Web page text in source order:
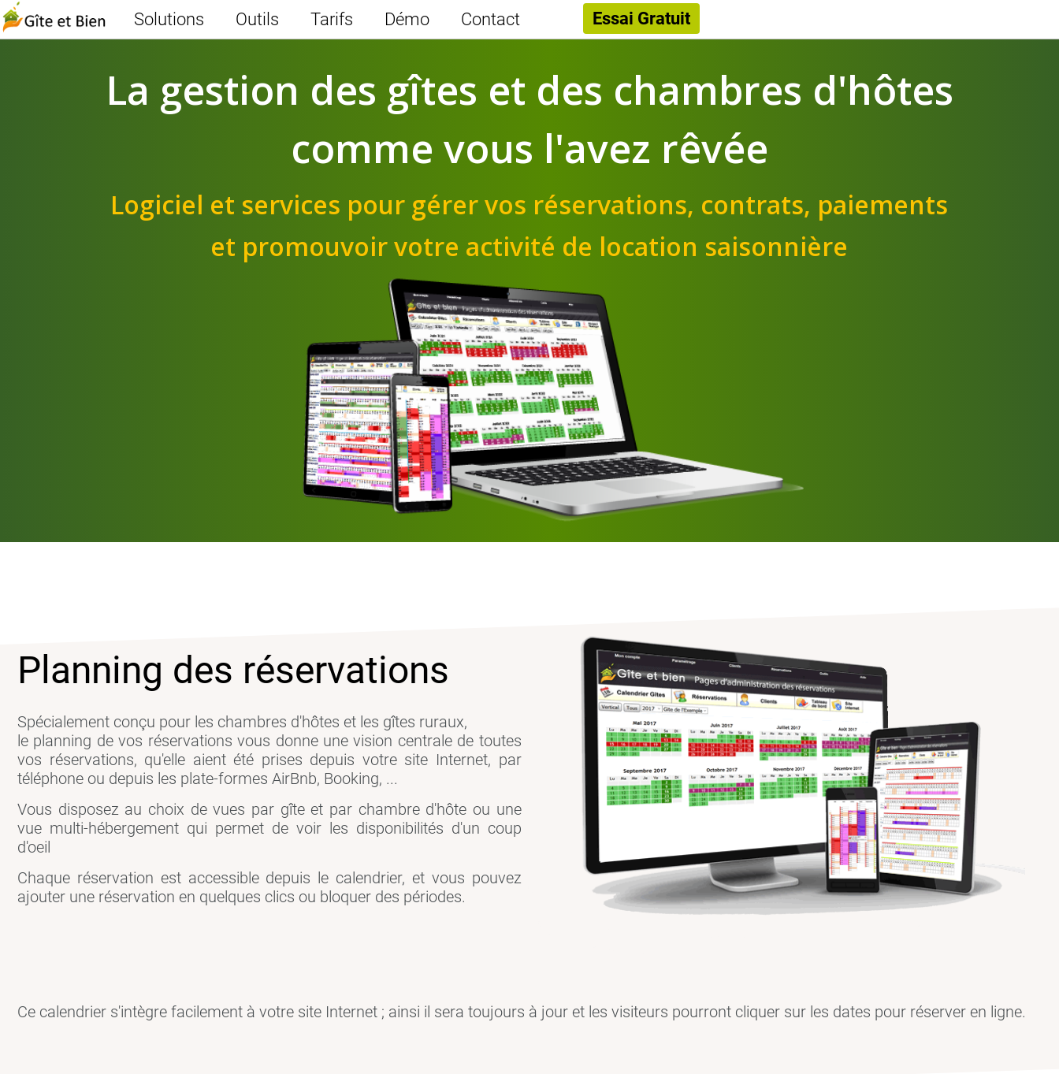
Solutions Outils Tarifs Démo Contact Essai Gratuit
La gestion des gîtes et des chambres d'hôtes
comme vous l'avez rêvée
Logiciel et services pour gérer vos réservations, contrats, paiements
et promouvoir votre activité de location saisonnière
Planning des réservations
Spécialement conçu pour les chambres d'hôtes et les gîtes ruraux,
le planning de vos réservations vous donne une vision centrale de toutes
vos réservations, qu'elle aient été prises depuis votre site Internet, par
téléphone ou depuis les plate-formes AirBnb, Booking, ...
Vous disposez au choix de vues par gîte et par chambre d'hôte ou une
vue multi-hébergement qui permet de voir les disponibilités d'un coup
d'oeil
Chaque réservation est accessible depuis le calendrier, et vous pouvez
ajouter une réservation en quelques clics ou bloquer des périodes.
Ce calendrier s'intègre facilement à votre site Internet ; ainsi il sera toujours à jour et les visiteurs pourront cliquer sur les dates pour réserver en ligne.